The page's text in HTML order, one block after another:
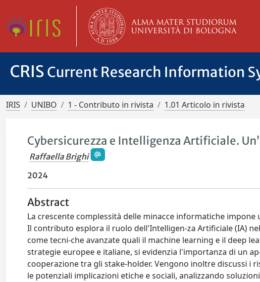
CRIS Current Research Information
IRIS UNIBO 1 - Contributo in rivista 1.01 Articolo in rivista
Cybersicurezza e Intelligenza Artificiale.
Raffaella Brighi
2024
Abstract
La crescente complessità delle minacce informatiche
Il contributo esplora il ruolo dell'Intelligen-za Artificiale (IA)
come tecni-che avanzate quali il machine learning e il deep
strategie europee e italiane, si evidenzia l'importanza di un
cooperazione tra gli stake-holder. Vengono inoltre discussi i
le potenziali implicazioni etiche e sociali, analizzando